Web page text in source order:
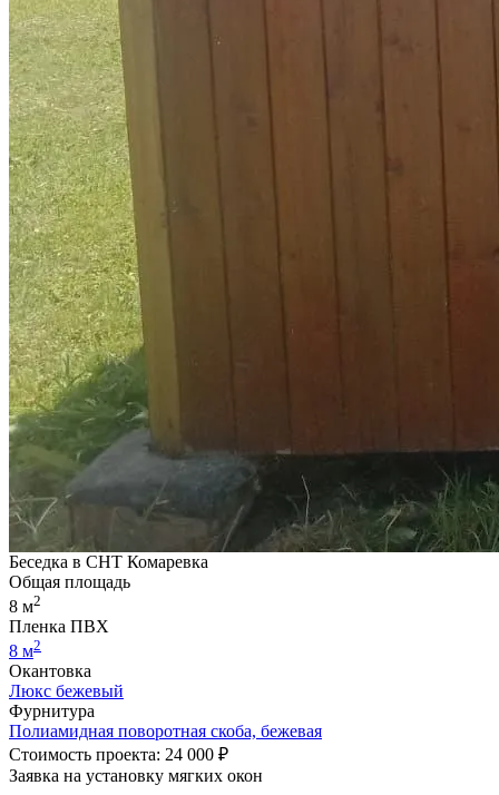
Беседка в СНТ Комаревка
Общая площадь
8 м2
Пленка ПВХ
8 м2
Окантовка
Люкс бежевый
Фурнитура
Полиамидная поворотная скоба, бежевая
Стоимость проекта: 24 000 ₽
Заявка на установку мягких окон